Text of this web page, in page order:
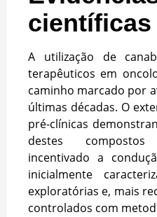
científicas
A utilização de
terapêuticos em
caminho marcado por
últimas décadas. O
pré-clínicas
destes
incentivado a
inicialmente
exploratórias e, mais
controlados com